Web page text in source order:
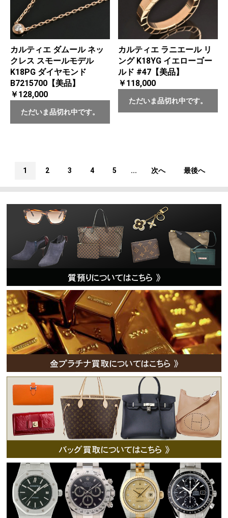
カルティエ ダムール ネッ
クレス スモールモデル
K18PG ダイヤモンド
B7215700【美品】
￥128,000
ただいま品切れ中です。
カルティエ ラニエール リ
ング K18YG イエローゴー
ルド #47【美品】
￥118,000
ただいま品切れ中です。
1 2 3 4 5 ... 次へ 最後へ